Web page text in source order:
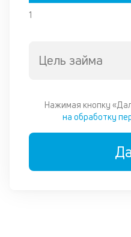
1
Цель займа
Нажимая кнопку
на обработку